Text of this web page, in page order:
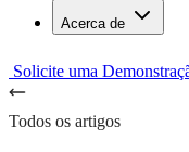
Acerca de
Solicite uma
Todos os artigos